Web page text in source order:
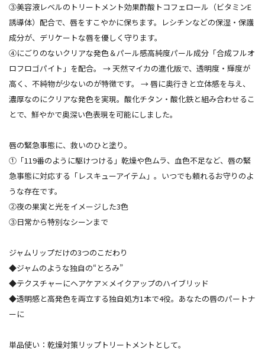
③美容液レベルのトリートメント効果酢酸トコフェロール（ビタミンE
誘導体）配合で、唇をすこやかに保ちます。レシチンなどの保湿・保護
成分が、デリケートな唇を優しく守ります。
④にごりのないクリアな発色＆パール感高純度パール成分「合成フルオ
ロフロゴパイト」を配合。 → 天然マイカの進化版で、透明度・輝度が
高く、不純物が少ないのが特徴です。
→ 唇に奥行きと立体感を与え、
濃厚なのにクリアな発色を実現。酸化チタン・酸化鉄と組み合わせるこ
とで、鮮やかで奥深い色表現を可能にしました。
唇の緊急事態に、救いのひと塗り。
①「119番のように駆けつける」乾燥や色ムラ、血色不足など、唇の緊
急事態に対応する「レスキューアイテム」。いつでも頼れるお守りのよ
うな存在です。
➁夜の果実と光をイメージした3色
③日常から特別なシーンまで
ジャムリップだけの3つのこだわり
◆ジャムのような独自の“とろみ”
◆テクスチャーにヘアケア×メイクアップのハイブリッド
◆透明感と高発色を両立する独自処方1本で4役。あなたの唇のパートナ
ーに
単品使い：乾燥対策リップトリートメントとして。